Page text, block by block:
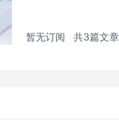
暂无订阅 共3篇文章